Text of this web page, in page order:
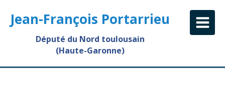
Jean-François Portarrieu
Député du Nord toulousain
(Haute-Garonne)